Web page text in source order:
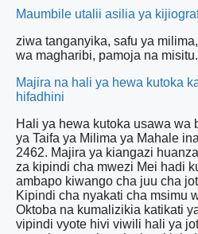
Maumbile utalii asilia ya
ziwa tanganyika, safu ya
wa magharibi, pamoja na misitu.
Majira na hali ya hewa kutoka
hifadhini
Hali ya hewa kutoka usawa wa
ya Taifa ya Milima ya Mahale
2462. Majira ya kiangazi
za kipindi cha mwezi Mei hadi
ambapo kiwango cha juu cha
Kipindi cha nyakati cha msimu
Oktoba na kumalizikia katikati
vipindi vyote hivi viwili hali ya